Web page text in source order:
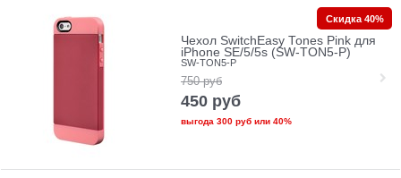
Чехол SwitchEasy Tones Pink для
iPhone SE/5/5s (SW-TON5-P)
SW-TON5-P
750 руб
450 руб
выгода 300 рубили 40%
Скидка 40%